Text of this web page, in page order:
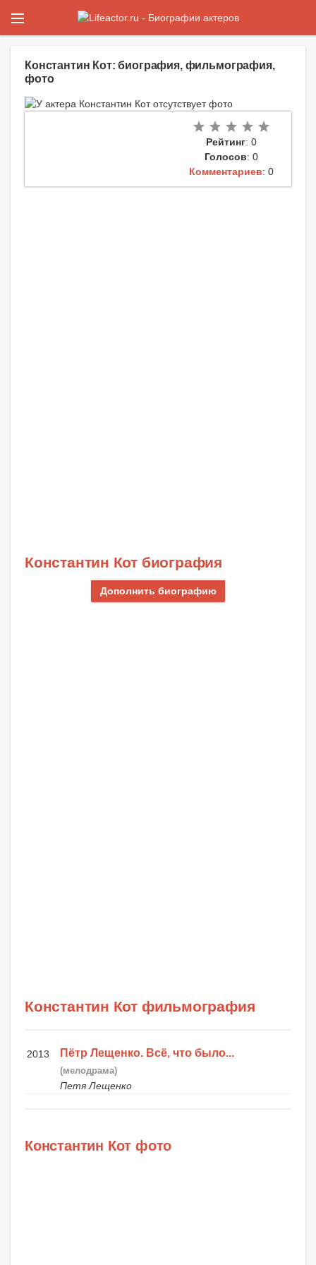
Константин Кот: биография, фильмография,
фото
Рейтинг: 0
Голосов: 0
Комментариев: 0
Константин Кот биография
Дополнить биографию
Константин Кот фильмография
2013 Пётр Лещенко. Всё, что было...
(мелодрама)
Петя Лещенко
Константин Кот фото